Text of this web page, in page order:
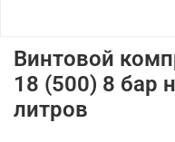
Винтовой
18 (500) 8 бар
литров